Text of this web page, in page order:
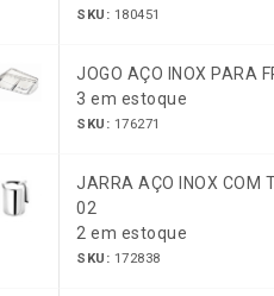
SKU: 180451
JOGO AÇO INOX PARA
3 em estoque
SKU: 176271
JARRA AÇO INOX COM
02
2 em estoque
SKU: 172838